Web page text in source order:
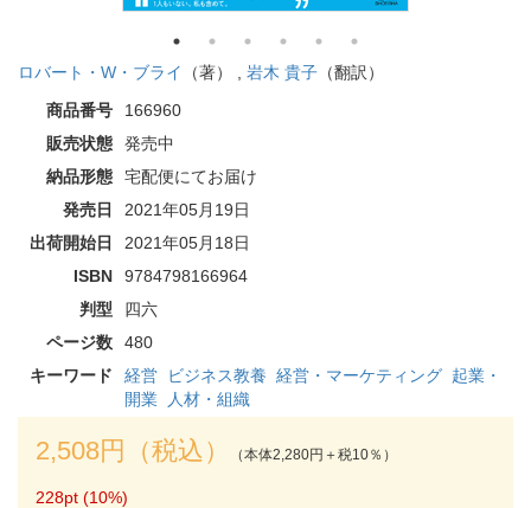
ロバート・W・ブライ （著） , 岩木 貴子 （翻訳）
商品番号
166960
販売状態
発売中
納品形態
宅配便にてお届け
発売日
2021年05月19日
出荷開始日
2021年05月18日
ISBN
9784798166964
判型
四六
ページ数
480
キーワード
経営 ビジネス教養 経営・マーケティング 起業・
開業
人材・組織
2,508円（税込） （本体2,280円＋税10％）
228pt (10%)